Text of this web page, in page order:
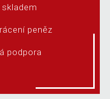
skladem
peněz
podpora